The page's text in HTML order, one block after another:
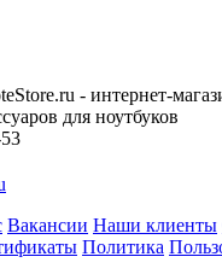
- интернет-
для ноутбуков
Вакансии Наши клиенты
Политика